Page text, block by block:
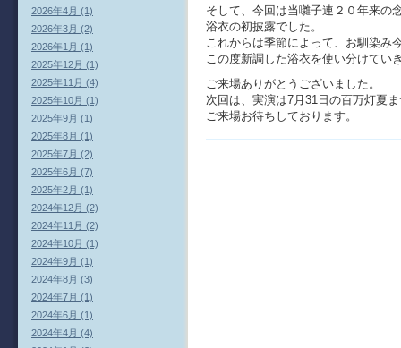
そして、今回は当囃子連２０年来の
浴衣の初披露でした。
これからは季節によって、お馴染み
この度新調した浴衣を使い分けてい
ご来場ありがとうございました。
次回は、実演は7月31日の百万灯夏
ご来場お待ちしております。
2026年4月 (1)
2026年3月 (2)
2026年1月 (1)
2025年12月 (1)
2025年11月 (4)
2025年10月 (1)
2025年9月 (1)
2025年8月 (1)
2025年7月 (2)
2025年6月 (7)
2025年2月 (1)
2024年12月 (2)
2024年11月 (2)
2024年10月 (1)
2024年9月 (1)
2024年8月 (3)
2024年7月 (1)
2024年6月 (1)
2024年4月 (4)